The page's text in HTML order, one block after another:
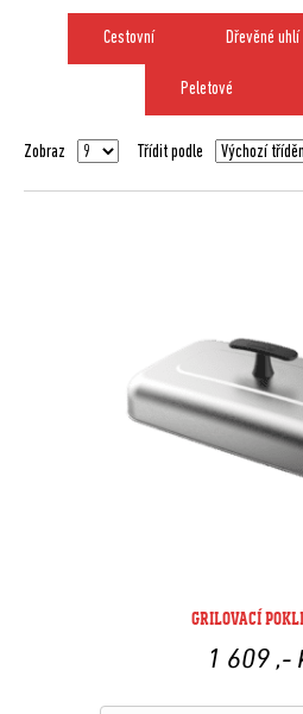
Cestovní Dřevěné uhlí
Peletové
Zobraz Třídit podle
GRILOVACÍ
1 609 ,-